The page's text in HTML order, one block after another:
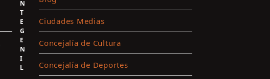
Ciudades Medias
Concejalía de Cultura
Concejalía de Deportes
N
T
E
G
E
N
I
L